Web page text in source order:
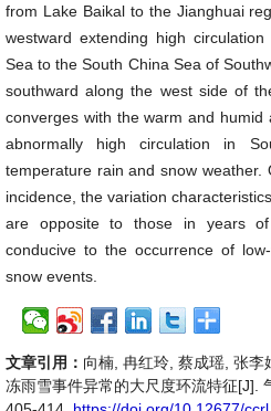
from Lake Baikal to the Jianghuai
westward extending high
Sea to the South China Sea of
southward along the west side of
converges with the warm and
abnormally high circulation in
temperature rain and snow
incidence, the variation
are opposite to those in years
conducive to the occurrence of
snow events.
文章引用： 向楠, 冉红玲, 蔡成瑶, 张
冻雨雪事件异常的大尺度环流特征[J].